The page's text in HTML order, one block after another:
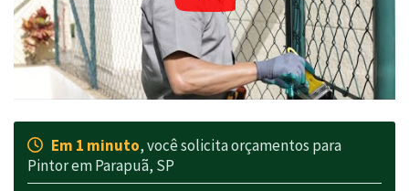
Em 1 minuto, você solicita orçamentos para
Pintor em Parapuã, SP